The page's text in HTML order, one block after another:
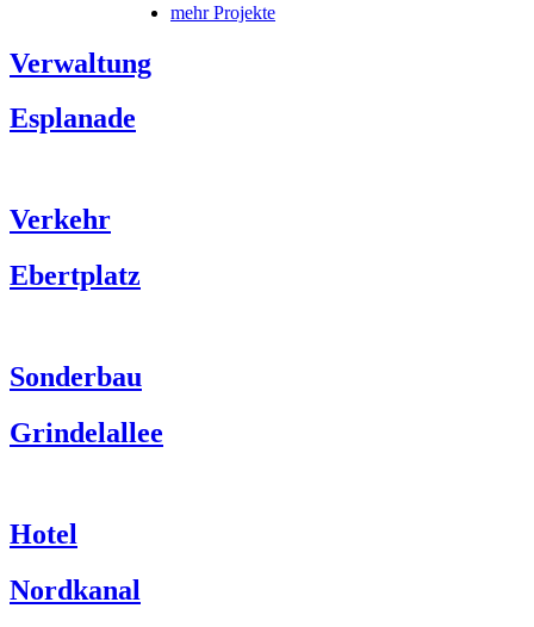
Verwaltung
Esplanade
Verkehr
Ebertplatz
Sonderbau
Grindelallee
Hotel
Nordkanal
mehr Projekte